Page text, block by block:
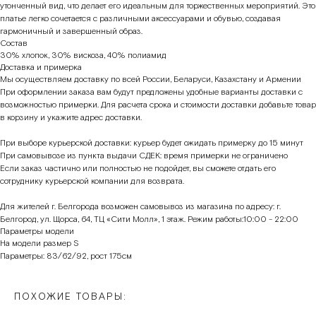
утонченный вид, что делает его идеальным для торжественных мероприятий. Это
платье легко сочетается с различными аксессуарами и обувью, создавая
гармоничный и завершенный образ.
Состав
30% хлопок, 30% вискоза, 40% полиамид
Доставка и примерка
Мы осуществляем доставку по всей России, Беларуси, Казахстану и Армении
При оформлении заказа вам будут предложены удобные варианты доставки с
возможностью примерки. Для расчета срока и стоимости доставки добавьте товар
в корзину и укажите адрес доставки.
При выборе курьерской доставки: курьер будет ожидать примерку до 15 минут
При самовывозе из пункта выдачи СДЕК: время примерки не ограничено
Если заказ частично или полностью не подойдет, вы сможете отдать его
сотруднику курьерской компании для возврата.
Для жителей г. Белгорода возможен самовывоз из магазина по адресу: г.
Белгород, ул. Щорса, 64, ТЦ «Сити Молл», 1 этаж. Режим работы:10:00 - 22:00
Параметры модели
На модели размер S
Параметры: 83/62/92, рост 175см
ПОХОЖИЕ ТОВАРЫ: